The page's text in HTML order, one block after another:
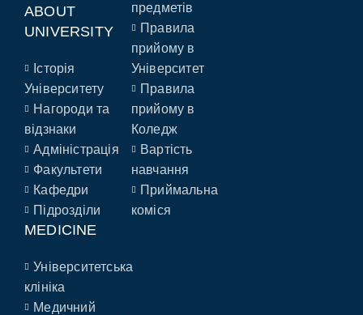
ABOUT
UNIVERSITY
Історія
Університету
Нагороди та
відзнаки
Адміністрація
Факультети
Кафедри
Підрозділи
предметів
Правила
прийому в
Університет
Правила
прийому в
Коледж
Вартість
навчання
Приймальна
коміся
MEDICINE
Університетська
клініка
Медичний